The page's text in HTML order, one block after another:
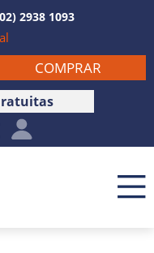
2938 1093
COMPRAR